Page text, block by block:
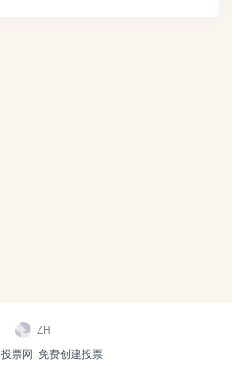
投票网 免费创建投票
ZH